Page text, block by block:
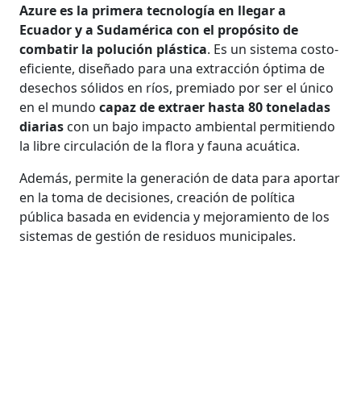
Azure es la primera tecnología en llegar a
Ecuador y a Sudamérica con el propósito de
combatir la polución plástica. Es un sistema costo-
eficiente, diseñado para una extracción óptima de
desechos sólidos en ríos, premiado por ser el único
en el mundocapaz de extraer hasta 80 toneladas
diarias con un bajo impacto ambiental permitiendo
la libre circulación de la flora y fauna acuática.
Además, permite la generación de data para aportar
en la toma de decisiones, creación de política
pública basada en evidencia y mejoramiento de los
sistemas de gestión de residuos municipales.